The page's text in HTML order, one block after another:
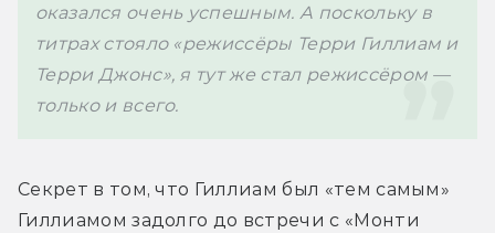
оказался очень успешным. А поскольку в
титрах стояло «режиссёры Терри Гиллиам и
Терри Джонс», я тут же стал режиссёром —
только и всего.
Секрет в том, что Гиллиам был «тем самым»
Гиллиамом задолго до встречи с «Монти